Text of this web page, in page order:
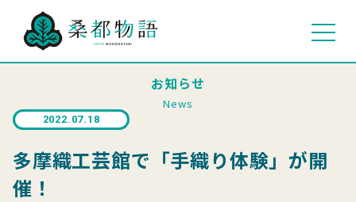
お知らせ
News
2022.07.18
多摩織工芸館で「手織り体験」が開
催！